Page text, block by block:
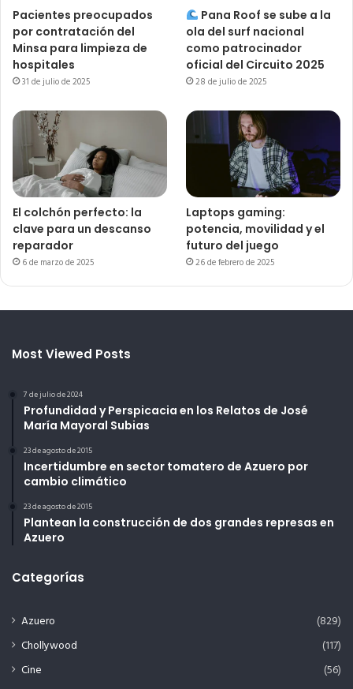
Pacientes preocupados
por contratación del
Minsa para limpieza de
hospitales
31 de julio de 2025
Pana Roof se sube a la
ola del surf nacional
como patrocinador
oficial del Circuito 2025
28 de julio de 2025
El colchón perfecto: la
clave para un descanso
reparador
6 de marzo de 2025
Laptops gaming:
potencia, movilidad y el
futuro del juego
26 de febrero de 2025
Most Viewed Posts
7 de julio de 2024
Profundidad y Perspicacia en los Relatos de José
María Mayoral Subias
23 de agosto de 2015
Incertidumbre en sector tomatero de Azuero por
cambio climático
23 de agosto de 2015
Plantean la construcción de dos grandes represas en
Azuero
Categorías
Azuero
(829)
Chollywood
(117)
Cine
(56)